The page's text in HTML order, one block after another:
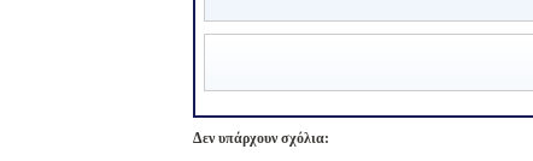
Δεν υπάρχουν σχόλια: